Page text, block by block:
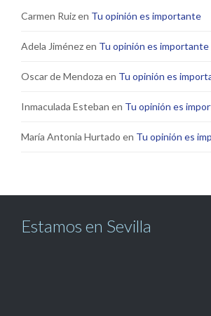
Carmen Ruizen Tu opinión es importante
Adela Jiménezen Tu opinión es importante
Oscar de Mendoza en Tu opinión es
Inmaculada Esteban en Tu opinión es
María Antonia Hurtado en Tu opinión es
Estamos en Sevilla